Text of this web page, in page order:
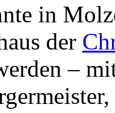
in
der
–